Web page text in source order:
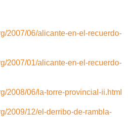
2007/06/alicante-en-el-recuerdo-
2007/01/alicante-en-el-recuerdo-
2008/06/la-torre-provincial-ii.html
2009/12/el-derribo-de-rambla-